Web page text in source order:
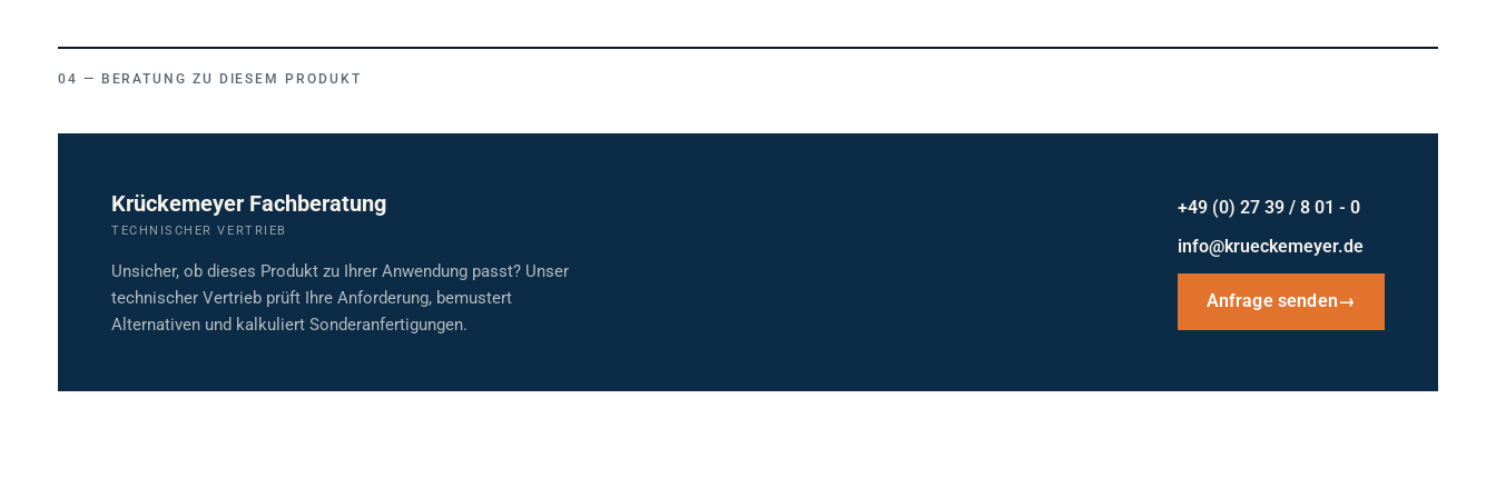
BERATUNG ZU DIESEM PRODUKT
Krückemeyer Fachberatung
TECHNISCHER VERTRIEB
Unsicher, ob dieses Produkt zu Ihrer Anwendung passt? Unser
technischer Vertrieb prüft Ihre Anforderung, bemustert
Alternativen und kalkuliert Sonderanfertigungen.
+49 (0) 27 39 / 8 01 - 0
info@krueckemeyer.de
Anfrage senden→